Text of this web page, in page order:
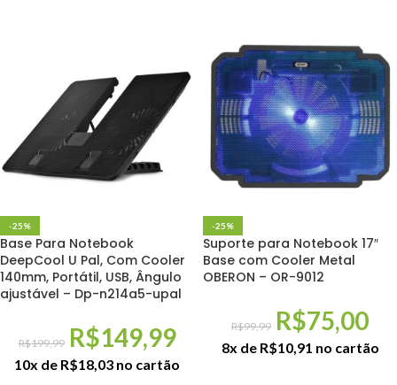
-25%
Base Para Notebook
DeepCool U Pal, Com Cooler
140mm, Portátil, USB, Ângulo
ajustável – Dp-n214a5-upal
R$199,99 R$149,99
10x de R$18,03 no cartão
-25%
Suporte para Notebook 17″
Base com Cooler Metal
OBERON – OR-9012
R$99,99 R$75,00
8x de R$10,91 no cartão